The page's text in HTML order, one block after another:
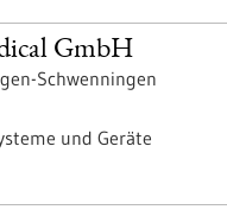
GmbH
Schwenningen
und Geräte